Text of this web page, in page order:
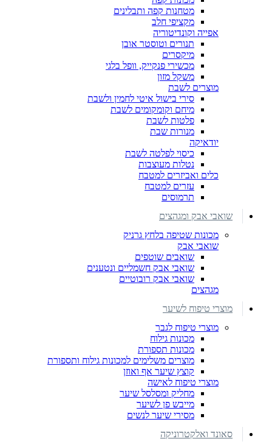
מטחנות קפה ותבלינים
מקציפי חלב
אפייה וקונדיטוריה
תנורים וטוסטר אובן
מיקסרים
מכשירי פנקייק, וופל בלגי
משקל מזון
מוצרים לשבת
סירי בישול איטי לחמין ולשבת
מיחם וקומקומים לשבת
פלטות לשבת
מנורות שבת
יודאיקה
כיסוי לפלטה לשבת
נטלות מעוצבות
כלים ואביזרים למטבח
עזרים למטבח
תרמוסים
שואבי אבק ומגהצים
מכונות שטיפה בלחץ גרניק
שואבי אבק
שואבים שוטפים
שואבי אבק חשמליים ונטענים
שואבי אבק רובוטיים
מגהצים
מוצרי טיפוח לשיער
מוצרי טיפוח לגבר
מכונות גילוח
מכונות תספורת
מוצרים משלימים למכונות גילוח ותספורת
קוצץ שיער אף ואוזן
מוצרי טיפוח לאישה
מחליק ומסלסל שיער
מייבש פן לשיער
מסירי שיער לנשים
סאונד ואלקטרוניקה